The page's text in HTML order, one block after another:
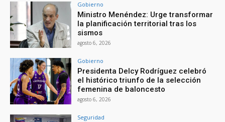
Gobierno
Ministro Menéndez: Urge transformar
la planificación territorial tras los
sismos
agosto 6, 2026
Gobierno
Presidenta Delcy Rodríguez celebró
el histórico triunfo de la selección
femenina de baloncesto
agosto 6, 2026
Seguridad